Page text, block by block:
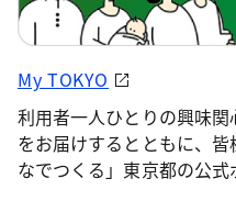
My TOKYO
利用者一人ひとりの興味
をお届けするとともに、
なでつくる」東京都の公式